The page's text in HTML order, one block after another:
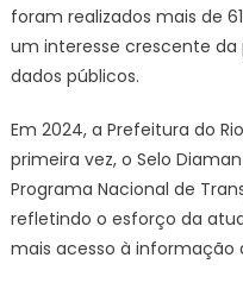
foram realizados mais de
um interesse crescente
dados públicos.
Em 2024, a Prefeitura do
primeira vez, o Selo
Programa Nacional de
refletindo o esforço da
mais acesso à informação